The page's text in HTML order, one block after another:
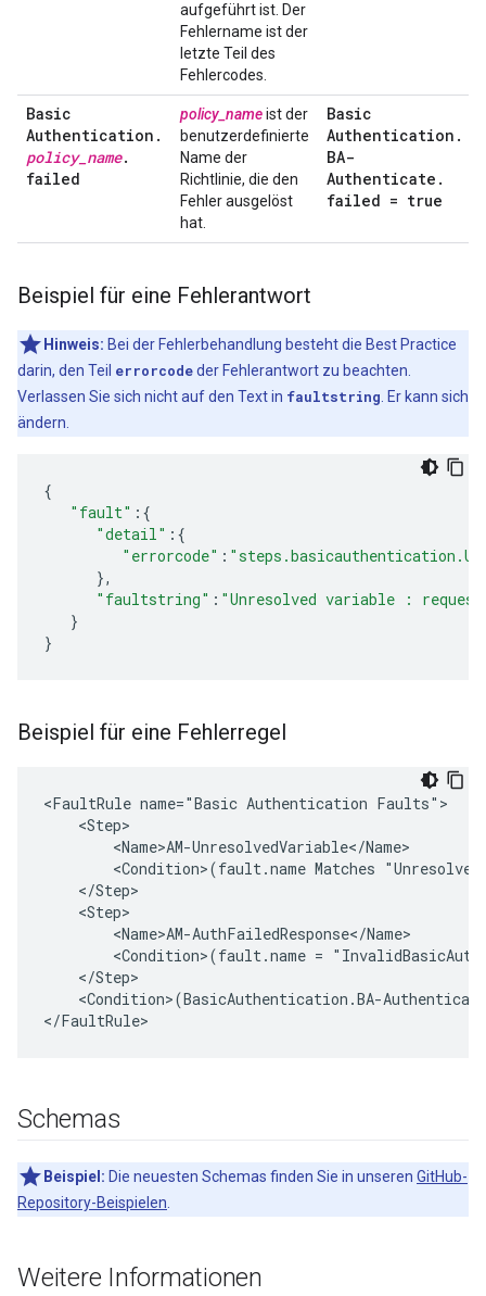
aufgeführt ist. Der
Fehlername ist der
letzte Teil des
Fehlercodes.
Basic
Authentication .
policy_ name.
failed
policy_nameist der
benutzerdefinierte
Name der
Richtlinie, die den
Fehler ausgelöst
hat.
Basic
Authentication .
BA-
Authenticate .
failed = true
Beispiel für eine Fehlerantwort
Hinweis: Bei der Fehlerbehandlung besteht die Best Practice
darin, den Teil errorcodeder Fehlerantwort zu beachten.
Verlassen Sie sich nicht auf den Text in faultstring . Er kann sich
ändern.
{
"fault" :{
"detail" :{
"errorcode" :
},
"faultstring" : "Unresolved variable :
}
}
Beispiel für eine Fehlerregel
<FaultRule name="Basic Authentication Faults">
    <Step>
        <Name>AM-UnresolvedVariable</Name>
<Condition>(fault.name Matches
    </Step>
    <Step>
        <Name>AM-AuthFailedResponse</Name>
<Condition>(fault.name =
    </Step>
<Condition>(BasicAuthentication.BA-
</FaultRule>
Schemas
Beispiel: Die neuesten Schemas finden Sie in unseren GitHub-
Repository-Beispielen
Weitere Informationen